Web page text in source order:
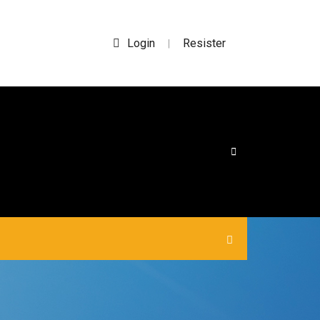
Login | Resister